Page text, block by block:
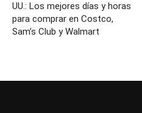
UU.: Los mejores días y horas
para comprar en Costco,
Sam’s Club y Walmart